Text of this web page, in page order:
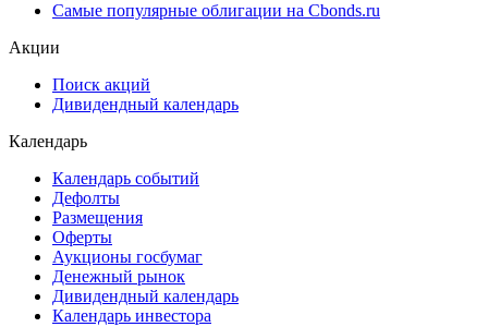
Самые популярные облигации на Cbonds.ru
Акции
Поиск акций
Дивидендный календарь
Календарь
Календарь событий
Дефолты
Размещения
Оферты
Аукционы госбумаг
Денежный рынок
Дивидендный календарь
Календарь инвестора